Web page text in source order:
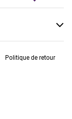
Politique de retour